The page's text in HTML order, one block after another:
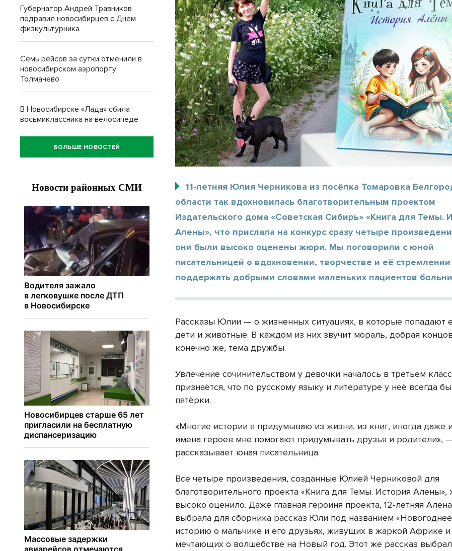
11-летняя Юлия Черникова из посёлка Томаровка
области так вдохновилась благотворительным проектом
Издательского дома «Советская Сибирь» «Книга для Темы.
Алены», что прислала на конкурс сразу четыре
они были высоко оценены жюри. Мы поговорили с юной
писательницей о вдохновении, творчестве и её стремлении
поддержать добрыми словами маленьких пациентов
Рассказы Юлии — о жизненных ситуациях, в которые попадают
дети и животные. В каждом из них звучит мораль, добрая
конечно же, тема дружбы.
Увлечение сочинительством у девочки началось в третьем
признаётся, что по русскому языку и литературе у неё всегда
пятёрки.
«Многие истории я придумываю из жизни, из книг, иногда даже
имена героев мне помогают придумывать друзья и родители»,
рассказывает юная писательница.
Все четыре произведения, созданные Юлией Черниковой для
благотворительного проекта «Книга для Темы. История
высоко оценило. Даже главная героиня проекта, 12-летняя
выбрала для сборника рассказ Юли под названием
историю о мальчике и его друзьях, живущих в жаркой Африке и
мечтающих о волшебстве на Новый год. Этот же рассказ
Губернатор Андрей Травников
подравил новосибирцев с Днем
физкультурника
Семь рейсов за сутки отменили в
новосибирском аэропорту
Толмачево
В Новосибирске «Лада» сбила
восьмиклассника на велосипеде
БОЛЬШЕ НОВОСТЕЙ